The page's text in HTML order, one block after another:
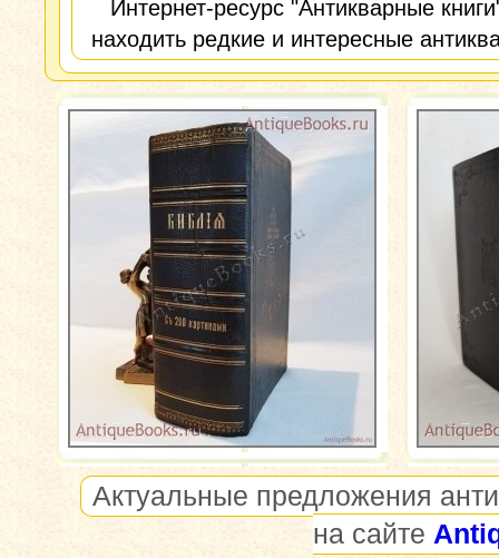
Интернет-ресурс "Антикварные
находить редкие и интересные
Актуальные предложения
на сайте